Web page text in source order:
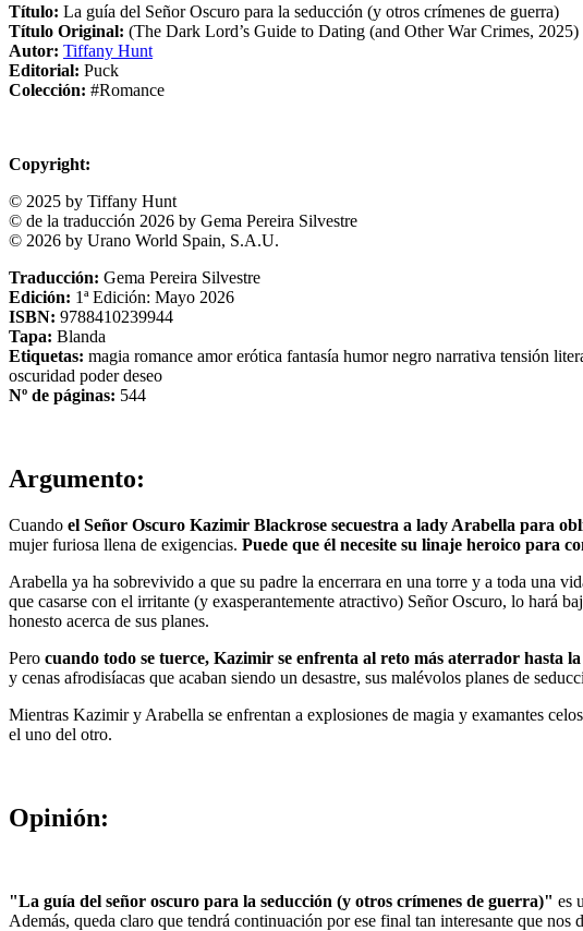
Título: La guía del Señor Oscuro para la seducción (y otros crímenes de guerra)
Título Original: (The Dark Lord’s Guide to Dating (and Other War Crimes, 2025)
Autor: Tiffany Hunt
Editorial: Puck
Colección: #Romance
Copyright:
© 2025 by Tiffany Hunt
© de la traducción 2026 by Gema Pereira Silvestre
© 2026 by Urano World Spain, S.A.U.
Traducción: Gema Pereira Silvestre
Edición: 1ª Edición: Mayo 2026
ISBN: 9788410239944
Tapa: Blanda
Etiquetas: magia romance amorerótica fantasía humor negro narrativa tensión
oscuridad poderdeseo
Nº de páginas: 544
Argumento:
Cuando el Señor Oscuro Kazimir Blackrose secuestra a lady Arabella para
mujer furiosa llena de exigencias. Puede que él necesite su linaje heroico para
Arabella ya ha sobrevivido a que su padre la encerrara en una torre y a toda una
que casarse con el irritante (y exasperantemente atractivo) Señor Oscuro, lo hará
honesto acerca de sus planes.
Pero cuando todo se tuerce, Kazimir se enfrenta al reto más aterrador hasta
y cenas afrodisíacas que acaban siendo un desastre, sus malévolos planes de
Mientras Kazimir y Arabella se enfrentan a explosiones de magia y examantes
el uno del otro.
Opinión:
"La guía del señor oscuro para la seducción (y otros crímenes de guerra)" es
Además, queda claro que tendrá continuación por ese final tan interesante que nos